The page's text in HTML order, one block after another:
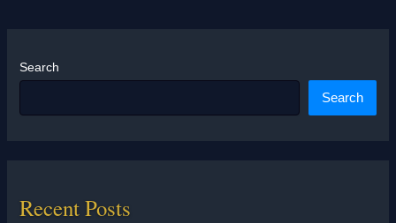
Search
Search
Recent Posts